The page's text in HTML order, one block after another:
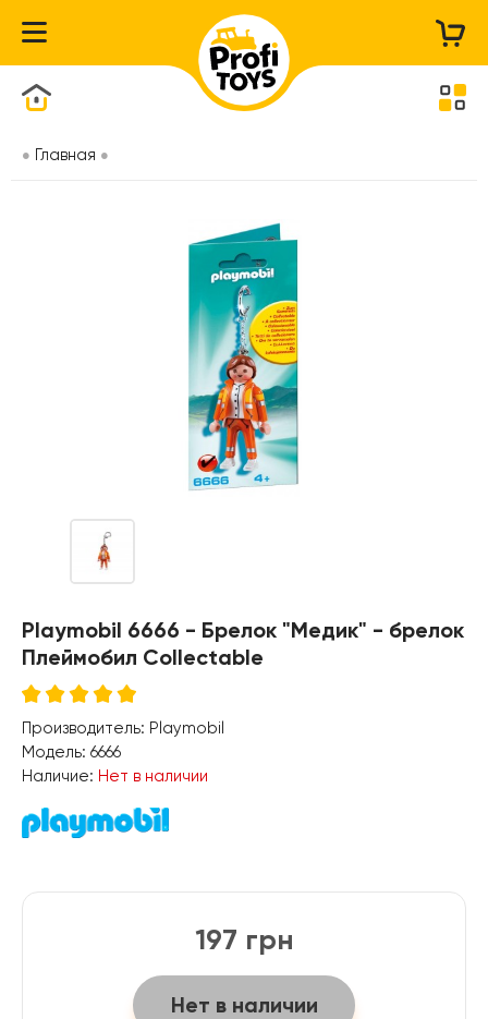
Главная
Playmobil 6666 - Брелок "Медик" - брелок
Плеймобил Collectable
Производитель: Playmobil
Модель: 6666
Наличие: Нет в наличии
197 грн
Нет в наличии
Каталог товаров